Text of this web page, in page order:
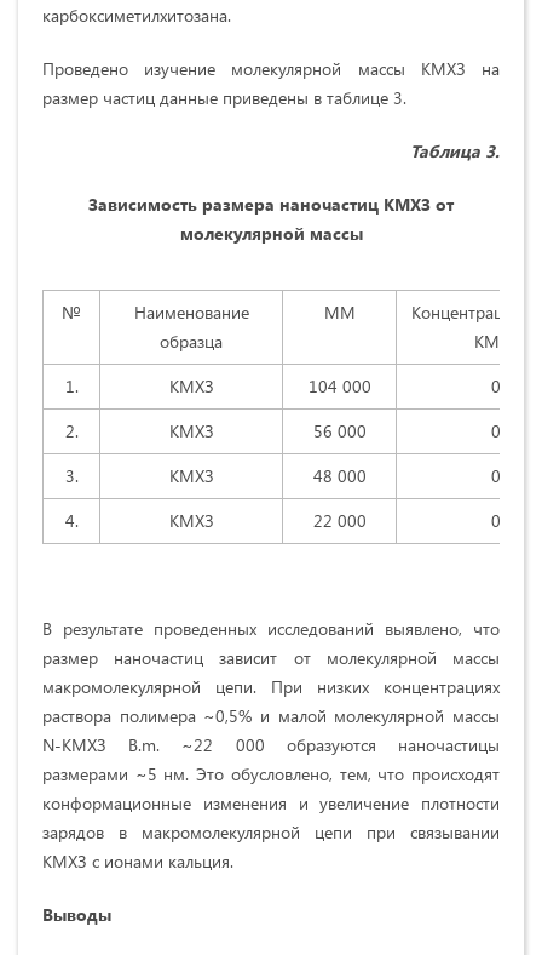
карбоксиметилхитозана.
Проведено изучение молекулярной массы КМХЗ на
размер частиц данные приведены в таблице 3.
Таблица 3.
Зависимость размера наночастиц КМХЗ от
молекулярной массы
№
Наименование
образца
ММ
Концентрация
КМХЗ, %
1.
КМХЗ 104 000
0,51
2.
КМХЗ 56 000
0,53
3.
КМХЗ 48 000
0,56
4.
КМХЗ 22 000 0,53
В результате проведенных исследований выявлено, что
размер наночастиц зависит от молекулярной массы
макромолекулярной цепи. При низких концентрациях
раствора полимера ~0,5% и малой молекулярной массы
N-КМХЗ B.m. ~22 000 образуются наночастицы
размерами ~5 нм. Это обусловлено, тем, что происходят
конформационные изменения и увеличение плотности
зарядов в макромолекулярной цепи при связывании
КМХЗ с ионами кальция.
Выводы